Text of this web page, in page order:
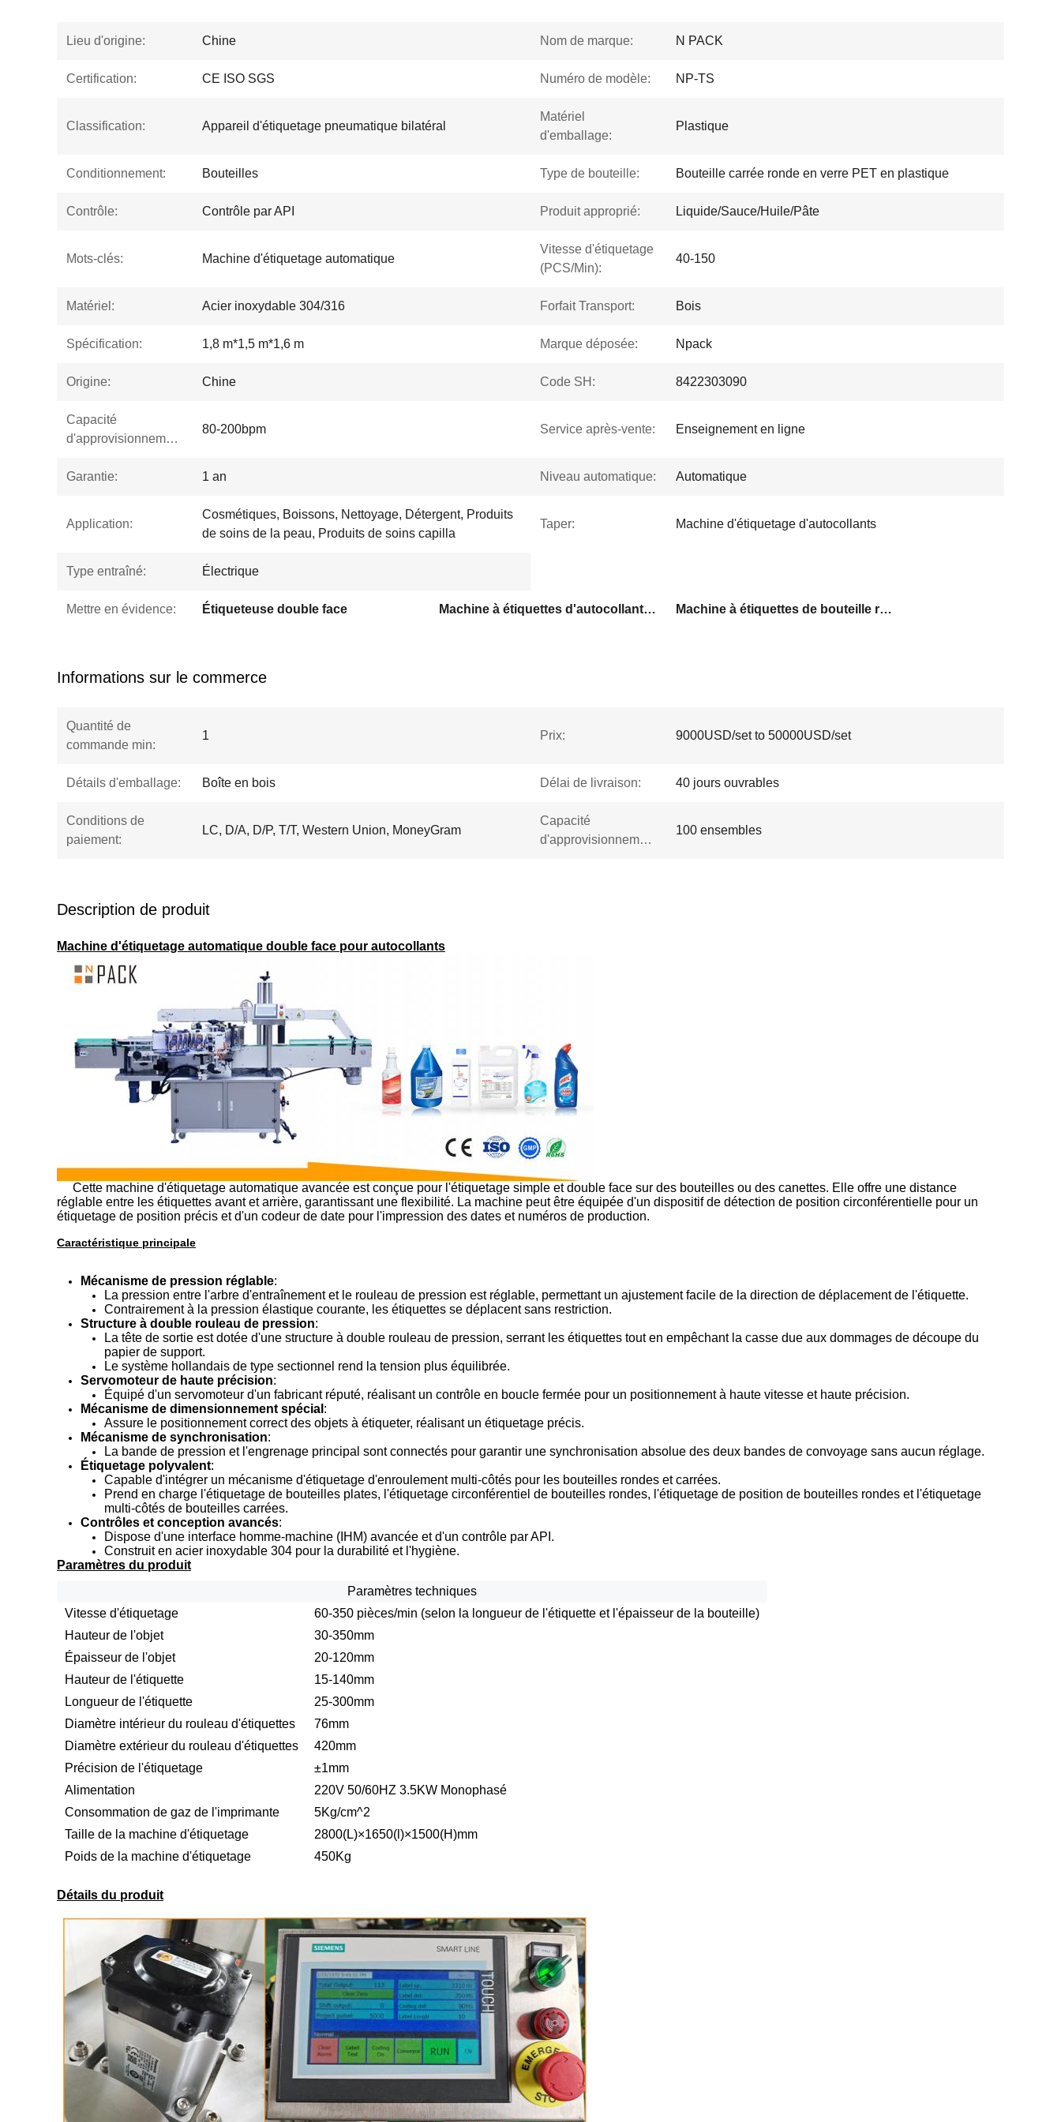
Lieu d'origine: Chine Nom de marque: N PACK
Certification: CE ISO SGS Numéro de modèle: NP-TS
Classification: Appareil d'étiquetage pneumatique bilatéral
Matériel
d'emballage:
Plastique
Conditionnement: Bouteilles Type de bouteille: Bouteille carrée ronde en verre PET en plastique
Contrôle: Contrôle par API Produit approprié: Liquide/Sauce/Huile/Pâte
Mots-clés: Machine d'étiquetage automatique
Vitesse d'étiquetage
(PCS/Min):
40-150
Matériel: Acier inoxydable 304/316 Forfait Transport: Bois
Spécification: 1,8 m*1,5 m*1,6 m Marque déposée: Npack
Origine: Chine Code SH: 8422303090
Capacité
d'approvisionnement:
80-200bpm Service après-vente: Enseignement en ligne
Garantie: 1 an Niveau automatique: Automatique
Application:
Cosmétiques, Boissons, Nettoyage, Détergent, Produits
de soins de la peau, Produits de soins capilla
Taper: Machine d'étiquetage d'autocollants
Type entraîné: Électrique
Mettre en évidence: Étiqueteuse double face Machine à étiquettes d'autocollant auto-adhésif Machine à étiquettes de bouteille ronde
Informations sur le commerce
Quantité de
commande min:
1 Prix: 9000USD/set to 50000USD/set
Détails d'emballage: Boîte en bois Délai de livraison: 40 jours ouvrables
Conditions de
paiement:
LC, D/A, D/P, T/T, Western Union, MoneyGram
Capacité
d'approvisionnement:
100 ensembles
Description de produit
Machine d'étiquetage automatique double face pour autocollants
Cette machine d'étiquetage automatique avancée est conçue pour l'étiquetage simple et double face sur des bouteilles ou des canettes. Elle offre une distance
réglable entre les étiquettes avant et arrière, garantissant une flexibilité. La machine peut être équipée d'un dispositif de détection de position circonférentielle pour un
étiquetage de position précis et d'un codeur de date pour l'impression des dates et numéros de production.
Caractéristique principale
Mécanisme de pression réglable:
La pression entre l'arbre d'entraînement et le rouleau de pression est réglable, permettant un ajustement facile de la direction de déplacement de l'étiquette.
Contrairement à la pression élastique courante, les étiquettes se déplacent sans restriction.
Structure à double rouleau de pression:
La tête de sortie est dotée d'une structure à double rouleau de pression, serrant les étiquettes tout en empêchant la casse due aux dommages de découpe du
papier de support.
Le système hollandais de type sectionnel rend la tension plus équilibrée.
Servomoteur de haute précision:
Équipé d'un servomoteur d'un fabricant réputé, réalisant un contrôle en boucle fermée pour un positionnement à haute vitesse et haute précision.
Mécanisme de dimensionnement spécial :
Assure le positionnement correct des objets à étiqueter, réalisant un étiquetage précis.
Mécanisme de synchronisation:
La bande de pression et l'engrenage principal sont connectés pour garantir une synchronisation absolue des deux bandes de convoyage sans aucun réglage.
Étiquetage polyvalent:
Capable d'intégrer un mécanisme d'étiquetage d'enroulement multi-côtés pour les bouteilles rondes et carrées.
Prend en charge l'étiquetage de bouteilles plates, l'étiquetage circonférentiel de bouteilles rondes, l'étiquetage de position de bouteilles rondes et l'étiquetage
multi-côtés de bouteilles carrées.
Contrôles et conception avancés:
Dispose d'une interface homme-machine (IHM) avancée et d'un contrôle par API.
Construit en acier inoxydable 304 pour la durabilité et l'hygiène.
Paramètres du produit
Paramètres techniques
Vitesse d'étiquetage
60-350 pièces/min (selon la longueur de l'étiquette et l'épaisseur de la bouteille)
Hauteur de l'objet
30-350mm
Épaisseur de l'objet
20-120mm
Hauteur de l'étiquette
15-140mm
Longueur de l'étiquette
25-300mm
Diamètre intérieur du rouleau d'étiquettes
76mm
Diamètre extérieur du rouleau d'étiquettes
420mm
Précision de l'étiquetage
±1mm
Alimentation
220V 50/60HZ 3.5KW Monophasé
Consommation de gaz de l'imprimante
5Kg/cm^2
Taille de la machine d'étiquetage
2800(L)×1650(l)×1500(H)mm
Poids de la machine d'étiquetage
450Kg
Détails du produit